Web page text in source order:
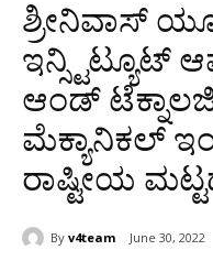
ಶ್ರೀನಿವಾಸ್
ಇನ್ಸ್ಟಿಟ್ಯೂಟ್
ಆಂಡ್
ಮೆಕ್ಯಾನಿಕಲ್
ರಾಷ್ಟೀಯ
By v4team June 30, 2022